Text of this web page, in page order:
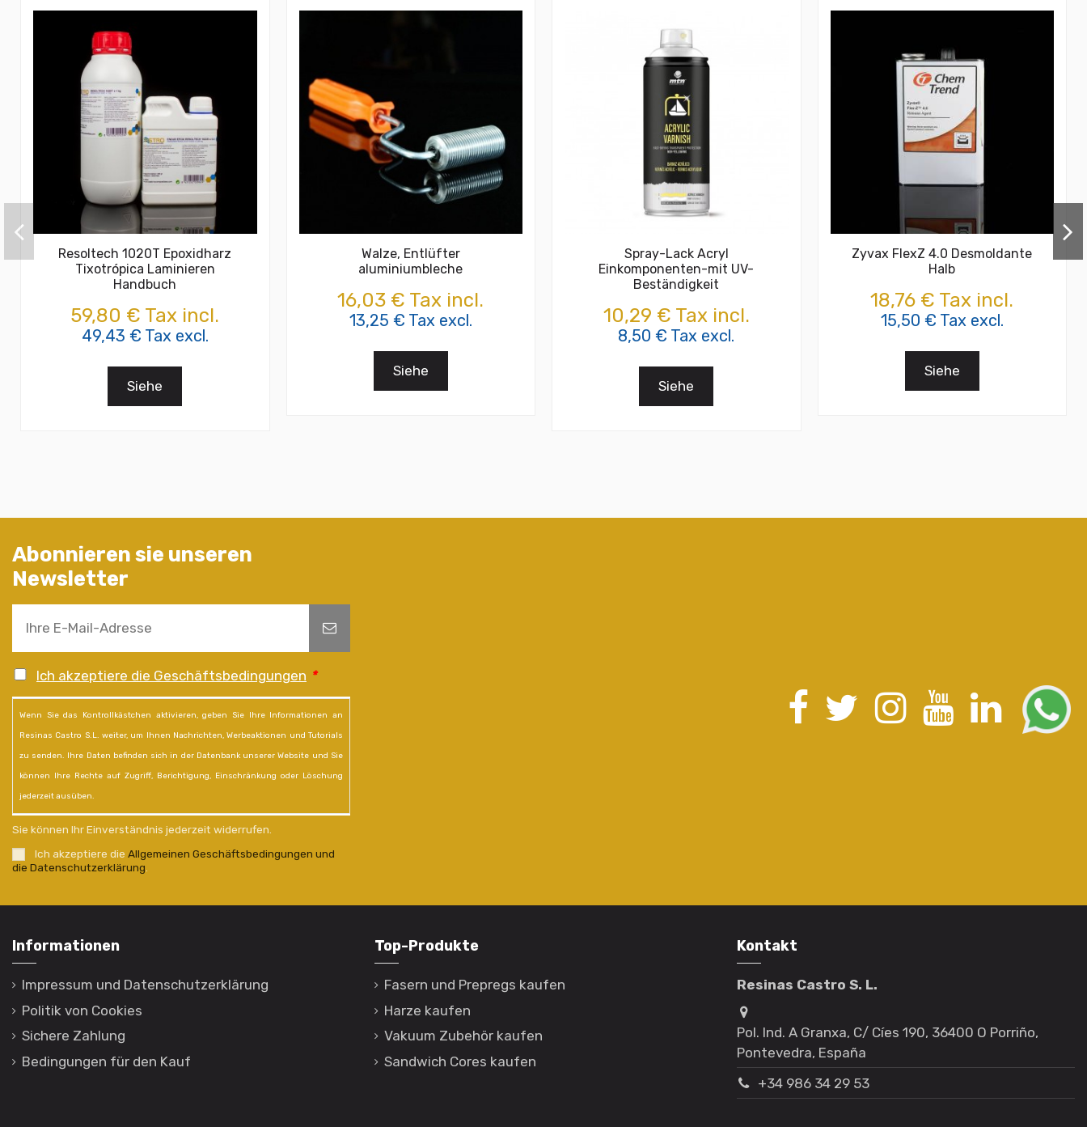
Resoltech 1020T Epoxidharz
Tixotrópica Laminieren
Handbuch
59,80 € Tax incl.
49,43 € Tax excl.
Siehe
Walze, Entlüfter
aluminiumbleche
16,03 € Tax incl.
13,25 € Tax excl.
Siehe
Spray-Lack Acryl
Einkomponenten-mit UV-
Beständigkeit
10,29 € Tax incl.
8,50 € Tax excl.
Siehe
Zyvax FlexZ 4.0 Desmoldante
Halb
18,76 € Tax incl.
15,50 € Tax excl.
Siehe
Abonnieren sie unseren
Newsletter
Ich akzeptiere die Geschäftsbedingungen *
Wenn Sie das Kontrollkästchen aktivieren, geben Sie Ihre Informationen an
Resinas Castro S.L. weiter, um Ihnen Nachrichten, Werbeaktionen und Tutorials
zu senden. Ihre Daten befinden sich in der Datenbank unserer Website und Sie
können Ihre Rechte auf Zugriff, Berichtigung, Einschränkung oder Löschung
jederzeit ausüben.
Sie können Ihr Einverständnis jederzeit widerrufen.
Ich akzeptiere die Allgemeinen Geschäftsbedingungen und
die Datenschutzerklärung
Informationen
Impressum und Datenschutzerklärung
Politik von Cookies
Sichere Zahlung
Bedingungen für den Kauf
Top-Produkte
Fasern und Prepregs kaufen
Harze kaufen
Vakuum Zubehör kaufen
Sandwich Cores kaufen
Kontakt
Resinas Castro S. L.
Pol. Ind. A Granxa, C/ Cíes 190, 36400 O Porriño,
Pontevedra, España
+34 986 34 29 53